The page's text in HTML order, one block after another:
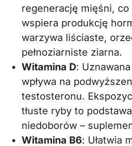
regenerację mięśni,
wspiera produkcję
warzywa liściaste,
pełnoziarniste ziarna.
Witamina D:
wpływa na
testosteronu.
tłuste ryby to
niedoborów –
Witamina B6: Ułatwia